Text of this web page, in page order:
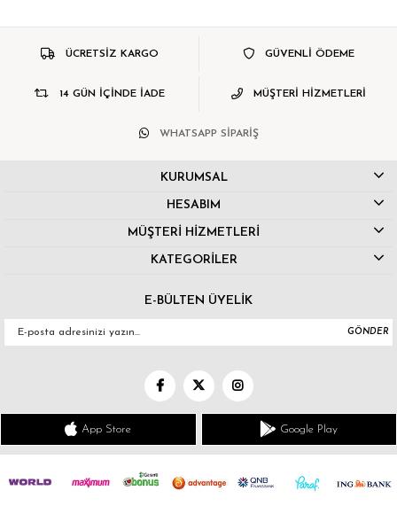
ÜCRETSİZ KARGO GÜVENLİ ÖDEME
14 GÜN İÇİNDE İADE MÜŞTERİ HİZMETLERİ
WHATSAPP SİPARİŞ
KURUMSAL
HESABIM
MÜŞTERİ HİZMETLERİ
KATEGORİLER
E-BÜLTEN ÜYELİK
GÖNDER
App Store Google Play